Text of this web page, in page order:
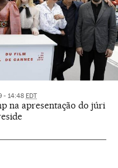
- 14:48 EDT
na apresentação do júri